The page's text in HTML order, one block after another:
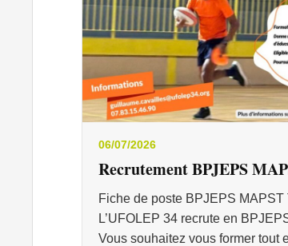
06/07/2026
Recrutement BPJEPS
Fiche de poste BPJEPS MAPST
L’UFOLEP 34 recrute en
Vous souhaitez vous former tout